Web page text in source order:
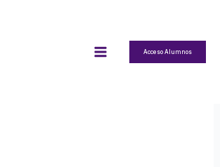
Acceso Alumnos